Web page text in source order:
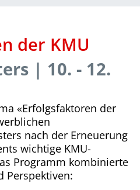
der KMU
| 10. - 12.
«Erfolgsfaktoren der
nach der Erneuerung
wichtige KMU-
Programm kombinierte
Perspektiven: